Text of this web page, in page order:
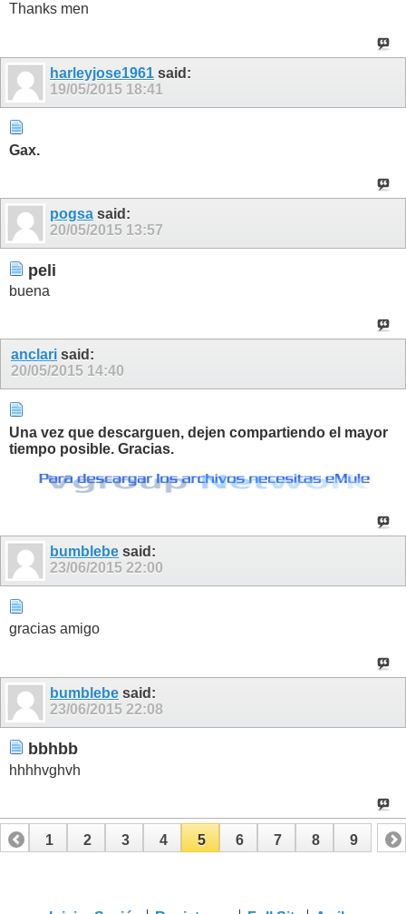
Thanks men
harleyjose1961 said:
19/05/2015 18:41
Gax.
pogsa said:
20/05/2015 13:57
peli
buena
anclari said:
20/05/2015 14:40
Una vez que descarguen, dejen compartiendo el mayor
tiempo posible. Gracias.
bumblebe said:
23/06/2015 22:00
gracias amigo
bumblebe said:
23/06/2015 22:08
bbhbb
hhhhvghvh
1 2 3 4 5 6 7 8 9